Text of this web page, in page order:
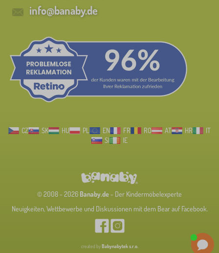
info@banaby.de
CZ SK HU PL EN FR RO AT HR
IT
SI
IE
© 2008 - 2026 Banaby.de- Der Kindermöbelexperte
Neuigkeiten, Wettbewerbe und Diskussionen mit dem Bear auf Facebook.
created by Babynabytek s.r.o.